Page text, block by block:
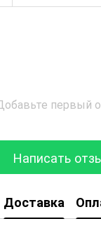
первый
Написать
Доставка